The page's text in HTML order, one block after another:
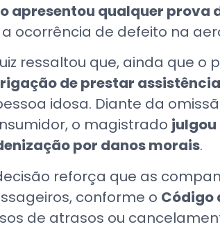
apresentou qualquer prova
a ocorrência de defeito na
ressaltou que, ainda que
de prestar
idosa. Diante da
o magistrado julgou
por danos morais.
reforça que as
conforme o Código
de atrasos ou